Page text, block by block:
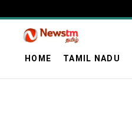
HOME TAMIL NADU